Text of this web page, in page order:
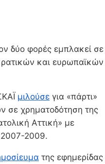
δύο φορές εμπλακεί σε
και ευρωπαϊκών
μιλούσε για «πάρτι»
σε χρηματοδότηση της
Αττική» με
2007-2009.
της εφημερίδας